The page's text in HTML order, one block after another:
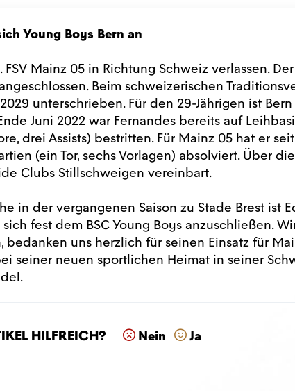
Young Boys Bern an
FSV Mainz 05 in Richtung Schweiz verlassen.
Beim schweizerischen
unterschrieben. Für den 29-Jährigen ist
Juni 2022 war Fernandes bereits auf
drei Assists) bestritten. Für Mainz 05 hat er
(ein Tor, sechs Vorlagen) absolviert. Über die
Clubs Stillschweigen vereinbart.
in der vergangenen Saison zu Stade Brest ist
fest dem BSC Young Boys anzuschließen.
uns herzlich für seinen Einsatz für
seiner neuen sportlichen Heimat in seiner
hilfreich? Nein Ja